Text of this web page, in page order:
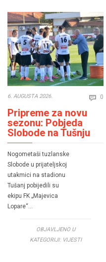
6. AUGUSTA 2026.  0
Pripreme za novu
sezonu: Pobjeda
Slobode na Tušnju
Nogometaši tuzlanske
Slobode u prijateljskoj
utakmici na stadionu
Tušanj pobijedili su
ekipu FK „Majevica
Lopare“…
OBJAVLJENO U
KATEGORIJI: VIJESTI